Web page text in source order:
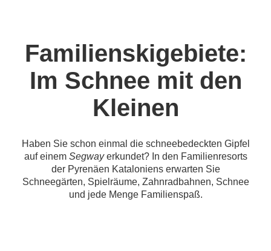
Familienskigebiete:
Im Schnee mit den
Kleinen
Haben Sie schon einmal die schneebedeckten Gipfel
auf einem Segwayerkundet? In den Familienresorts
der Pyrenäen Kataloniens erwarten Sie
Schneegärten, Spielräume, Zahnradbahnen, Schnee
und jede Menge Familienspaß.